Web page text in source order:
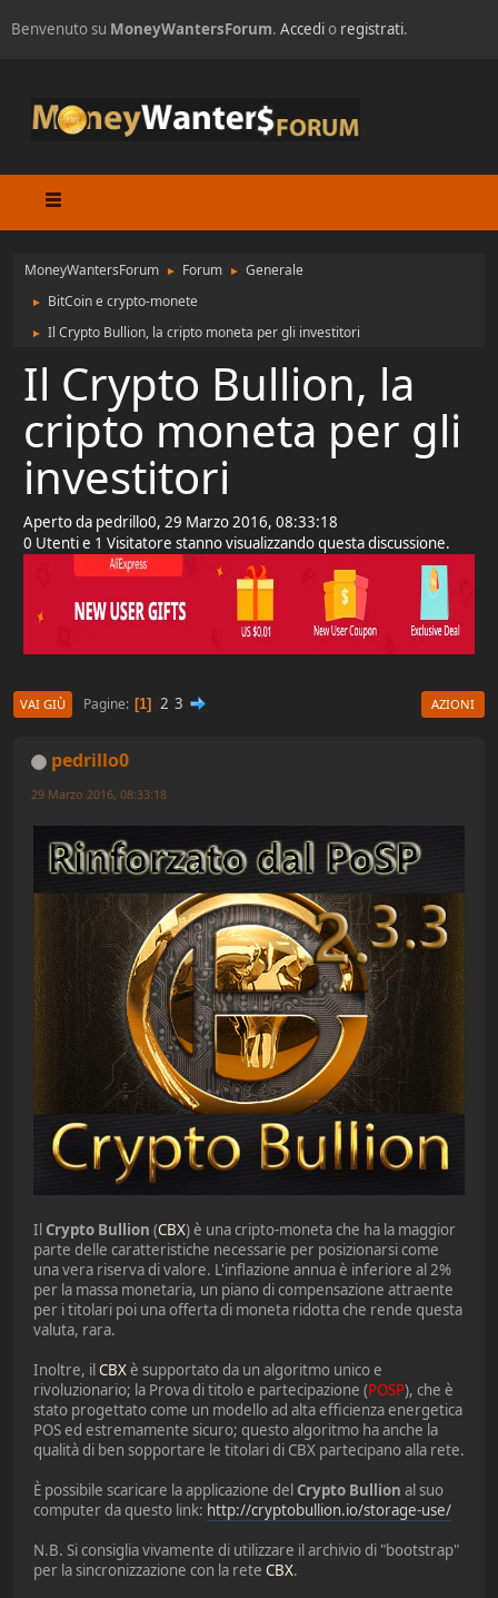
Benvenuto su MoneyWantersForum. Accedio registrati.
MoneyWantersForum ► Forum ► Generale
► BitCoin e crypto-monete
► Il Crypto Bullion, la cripto moneta per gli investitori
Il Crypto Bullion, la
cripto moneta per gli
investitori
Aperto da pedrillo0, 29 Marzo 2016, 08:33:18
0 Utenti e 1 Visitatore stanno visualizzando questa discussione.
VAI GIÙ Pagine 1 2 3 AZIONI
pedrillo0
29 Marzo 2016, 08:33:18
Il Crypto Bullion (CBX) è una cripto-moneta che ha la maggior
parte delle caratteristiche necessarie per posizionarsi come
una vera riserva di valore. L'inflazione annua è inferiore al 2%
per la massa monetaria, un piano di compensazione attraente
per i titolari poi una offerta di moneta ridotta che rende questa
valuta, rara.
Inoltre, ilCBXè supportato da un algoritmo unico e
rivoluzionario; la Prova di titolo e partecipazione (POSP), che è
stato progettato come un modello ad alta efficienza energetica
POS ed estremamente sicuro; questo algoritmo ha anche la
qualità di ben sopportare le titolari di CBX partecipano alla rete.
È possibile scaricare la applicazione del Crypto Bullion al suo
computer da questo link: http://cryptobullion.io/storage-use/
N.B. Si consiglia vivamente di utilizzare il archivio di "bootstrap"
per la sincronizzazione con la rete CBX.